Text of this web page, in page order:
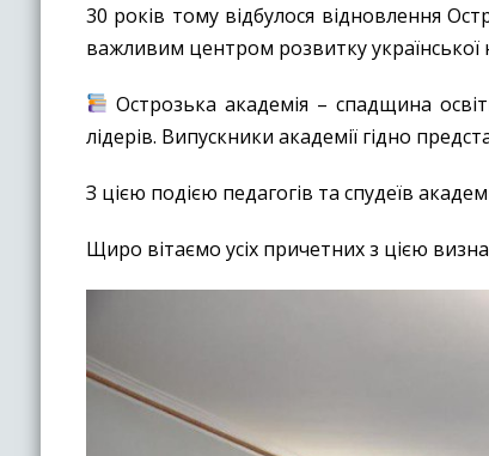
30 років тому відбулося відновлення
важливим центром розвитку української
Острозька академія – спадщина
лідерів. Випускники академії гідно
З цією подією педагогів та спудеїв
Щиро вітаємо усіх причетних з цією